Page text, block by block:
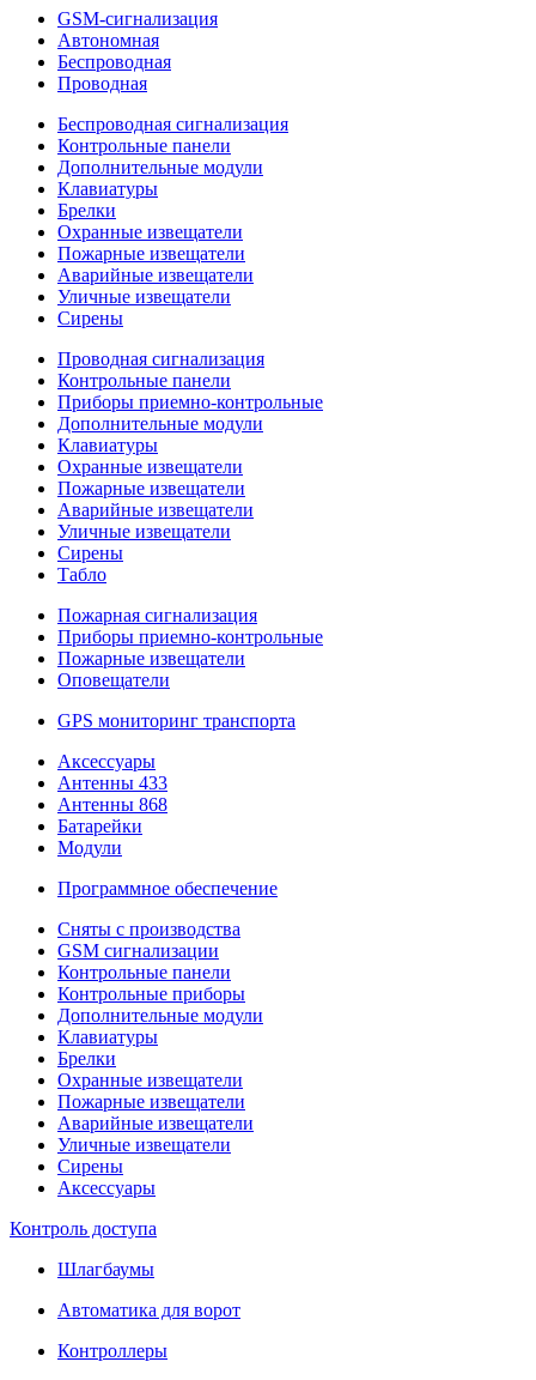
GSM-сигнализация
Автономная
Беспроводная
Проводная
Беспроводная сигнализация
Контрольные панели
Дополнительные модули
Клавиатуры
Брелки
Охранные извещатели
Пожарные извещатели
Аварийные извещатели
Уличные извещатели
Сирены
Проводная сигнализация
Контрольные панели
Приборы приемно-контрольные
Дополнительные модули
Клавиатуры
Охранные извещатели
Пожарные извещатели
Аварийные извещатели
Уличные извещатели
Сирены
Табло
Пожарная сигнализация
Приборы приемно-контрольные
Пожарные извещатели
Оповещатели
GPS мониторинг транспорта
Аксессуары
Антенны 433
Антенны 868
Батарейки
Модули
Программное обеспечение
Сняты с производства
GSM сигнализации
Контрольные панели
Контрольные приборы
Дополнительные модули
Клавиатуры
Брелки
Охранные извещатели
Пожарные извещатели
Аварийные извещатели
Уличные извещатели
Сирены
Аксессуары
Контроль доступа
Шлагбаумы
Автоматика для ворот
Контроллеры